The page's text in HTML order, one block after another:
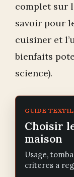
complet sur
savoir pour
cuisiner et
bienfaits
science).
GUIDE
Choisir
maison
Usage,
criteres a